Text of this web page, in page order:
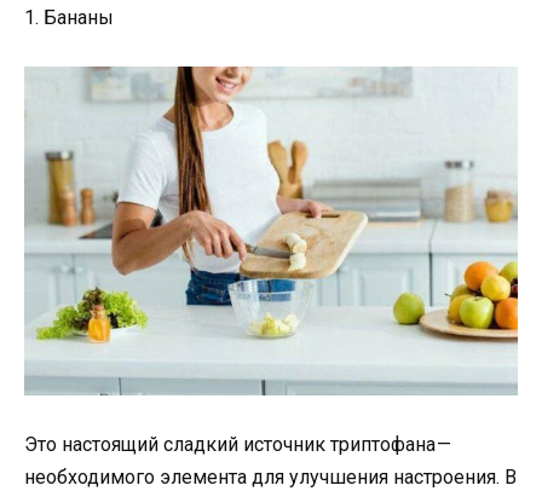
1. Бананы
Это настоящий сладкий источник триптофана —
необходимого элемента для улучшения настроения. В